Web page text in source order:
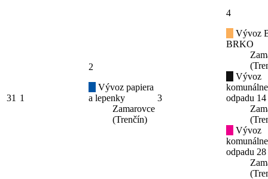
31 1
2
Vývoz papiera
a lepenky
Zamarovce
(Trenčín)
3
4
Vývoz
BRKO
Vývoz
odpadu
Vývoz
odpadu